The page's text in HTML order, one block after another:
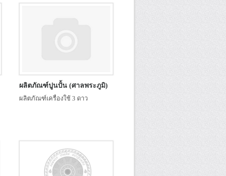
ผลิตภัณฑ์ปูนปั้น (ศาลพระภูมิ)
ผลิตภัณฑ์เครื่องใช้ 3 ดาว